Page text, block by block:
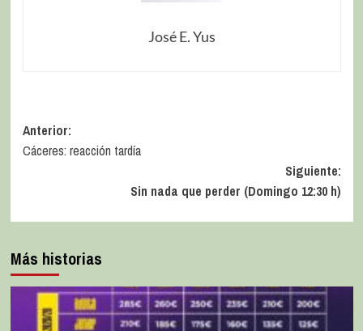
José E. Yus
Anterior:
Cáceres: reacción tardía
Siguiente:
Sin nada que perder (Domingo 12:30 h)
Más historias